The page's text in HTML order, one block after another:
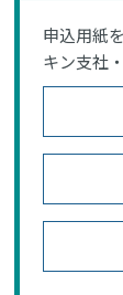
申込用紙
キン支社